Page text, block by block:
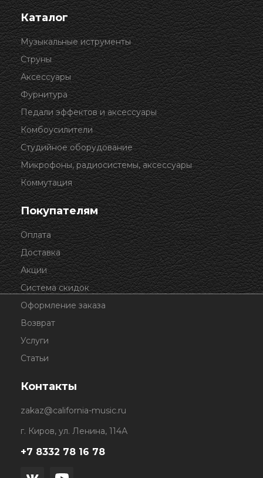
Каталог
Музыкальные иструменты
Струны
Аксессуары
Фурнитура
Педали эффектов и аксессуары
Комбоусилители
Студийное оборудование
Микрофоны, радиосистемы, аксессуары
Коммутация
Покупателям
Оплата
Доставка
Акции
Система скидок
Оформление заказа
Возврат
Услуги
Статьи
Контакты
zakaz@california-music.ru
г. Киров, ул. Ленина, 114А
+7 8332 78 16 78